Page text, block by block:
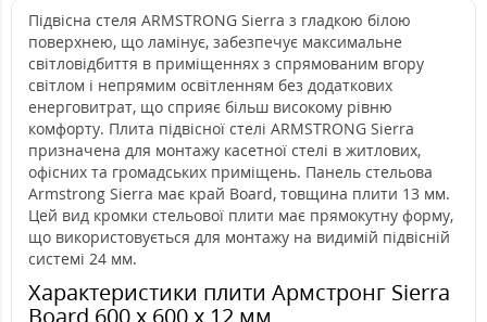
Підвісна стеля ARMSTRONG Sierra з гладкою білою
поверхнею, що ламінує, забезпечує максимальне
світловідбиття в приміщеннях з спрямованим вгору
світлом і непрямим освітленням без додаткових
енерговитрат, що сприяє більш високому рівню
комфорту. Плита підвісної стелі ARMSTRONG Sierra
призначена для монтажу касетної стелі в житлових,
офісних та громадських приміщень. Панель стельова
Armstrong Sierra має край Board, товщина плити 13 мм.
Цей вид кромки стельової плити має прямокутну форму,
що використовується для монтажу на видимій підвісній
системі 24 мм.
Характеристики плити Армстронг Sierra
Board 600 х 600 х 12 мм